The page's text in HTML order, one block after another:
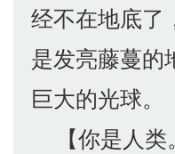
经不在地底了
是发亮藤蔓的
巨大的光球。
【你是人类